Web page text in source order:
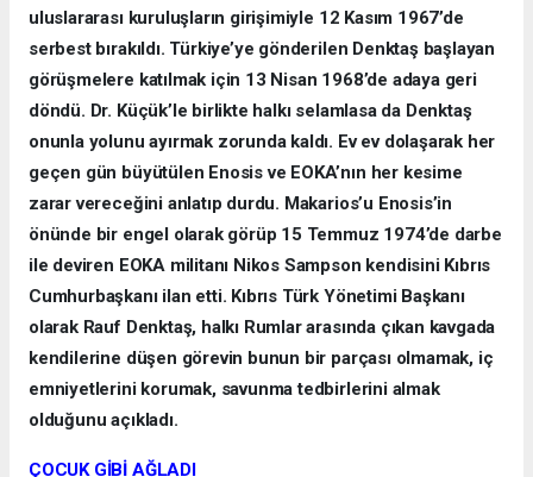
uluslararası kuruluşların girişimiyle 12 Kasım 1967’de
serbest bırakıldı. Türkiye’ye gönderilen Denktaş başlayan
görüşmelere katılmak için 13 Nisan 1968’de adaya geri
döndü. Dr. Küçük’le birlikte halkı selamlasa da Denktaş
onunla yolunu ayırmak zorunda kaldı. Ev ev dolaşarak her
geçen gün büyütülen Enosis ve EOKA’nın her kesime
zarar vereceğini anlatıp durdu. Makarios’u Enosis’in
önünde bir engel olarak görüp 15 Temmuz 1974’de darbe
ile deviren EOKA militanı Nikos Sampson kendisini Kıbrıs
Cumhurbaşkanı ilan etti. Kıbrıs Türk Yönetimi Başkanı
olarak Rauf Denktaş, halkı Rumlar arasında çıkan kavgada
kendilerine düşen görevin bunun bir parçası olmamak, iç
emniyetlerini korumak, savunma tedbirlerini almak
olduğunu açıkladı.
ÇOCUK GİBİ AĞLADI